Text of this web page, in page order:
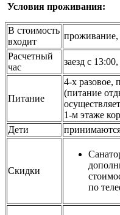
Условия проживания:
В стоимость
входит
проживание,
Расчетный
час
заезд с
Питание
4-х разовое,
(питание
1-м этаже
Дети
принимаются
Скидки
по